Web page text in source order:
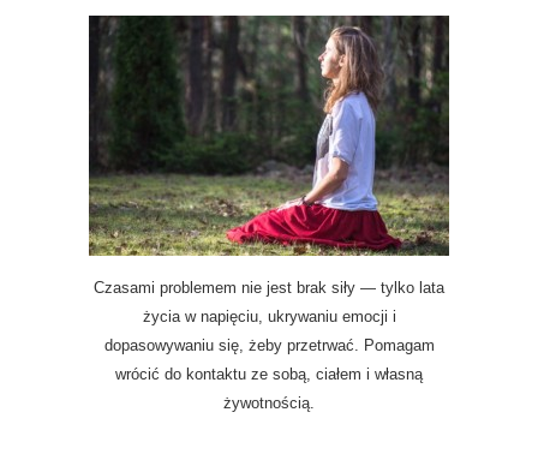
Czasami problemem nie jest brak siły — tylko lata
życia w napięciu, ukrywaniu emocji i
dopasowywaniu się, żeby przetrwać. Pomagam
wrócić do kontaktu ze sobą, ciałem i własną
żywotnością.